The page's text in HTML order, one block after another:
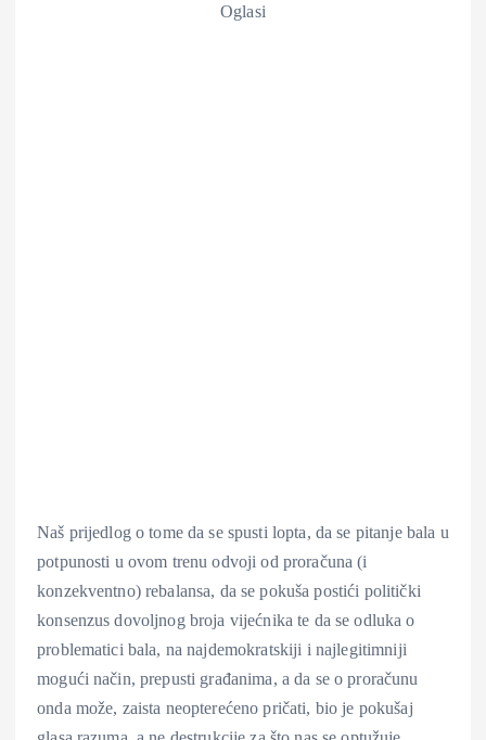
Oglasi
Naš prijedlog o tome da se spusti lopta, da se pitanje bala u
potpunosti u ovom trenu odvoji od proračuna (i
konzekventno) rebalansa, da se pokuša postići politički
konsenzus dovoljnog broja vijećnika te da se odluka o
problematici bala, na najdemokratskiji i najlegitimniji
mogući način, prepusti građanima, a da se o proračunu
onda može, zaista neopterećeno pričati, bio je pokušaj